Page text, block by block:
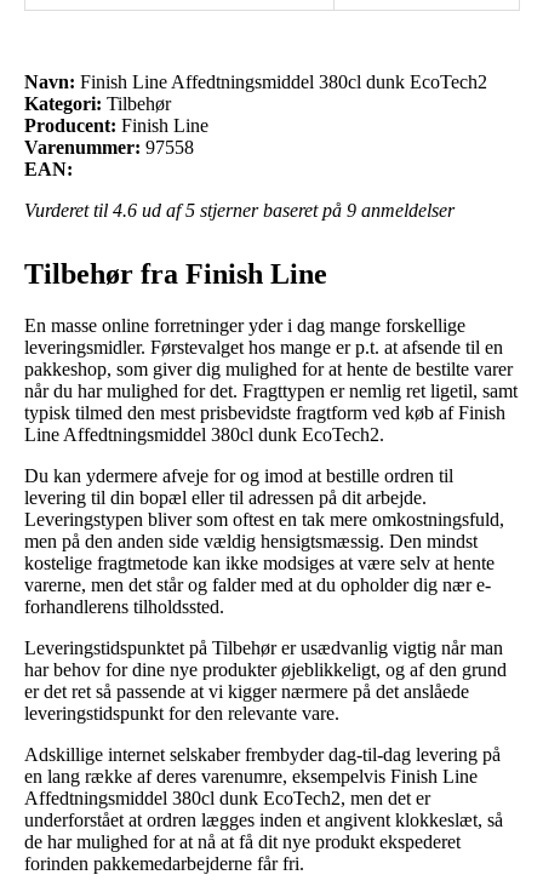
Navn: Finish Line Affedtningsmiddel 380cl dunk EcoTech2
Kategori: Tilbehør
Producent: Finish Line
Varenummer: 97558
EAN:
Vurderet til 4.6 ud af 5 stjerner baseret på 9 anmeldelser
Tilbehør fra Finish Line
En masse online forretninger yder i dag mange forskellige
leveringsmidler. Førstevalget hos mange er p.t. at afsende til en
pakkeshop, som giver dig mulighed for at hente de bestilte varer
når du har mulighed for det. Fragttypen er nemlig ret ligetil, samt
typisk tilmed den mest prisbevidste fragtform ved køb af Finish
Line Affedtningsmiddel 380cl dunk EcoTech2.
Du kan ydermere afveje for og imod at bestille ordren til
levering til din bopæl eller til adressen på dit arbejde.
Leveringstypen bliver som oftest en tak mere omkostningsfuld,
men på den anden side vældig hensigtsmæssig. Den mindst
kostelige fragtmetode kan ikke modsiges at være selv at hente
varerne, men det står og falder med at du opholder dig nær e-
forhandlerens tilholdssted.
Leveringstidspunktet på Tilbehør er usædvanlig vigtig når man
har behov for dine nye produkter øjeblikkeligt, og af den grund
er det ret så passende at vi kigger nærmere på det anslåede
leveringstidspunkt for den relevante vare.
Adskillige internet selskaber frembyder dag-til-dag levering på
en lang række af deres varenumre, eksempelvis Finish Line
Affedtningsmiddel 380cl dunk EcoTech2, men det er
underforstået at ordren lægges inden et angivent klokkeslæt, så
de har mulighed for at nå at få dit nye produkt ekspederet
forinden pakkemedarbejderne får fri.